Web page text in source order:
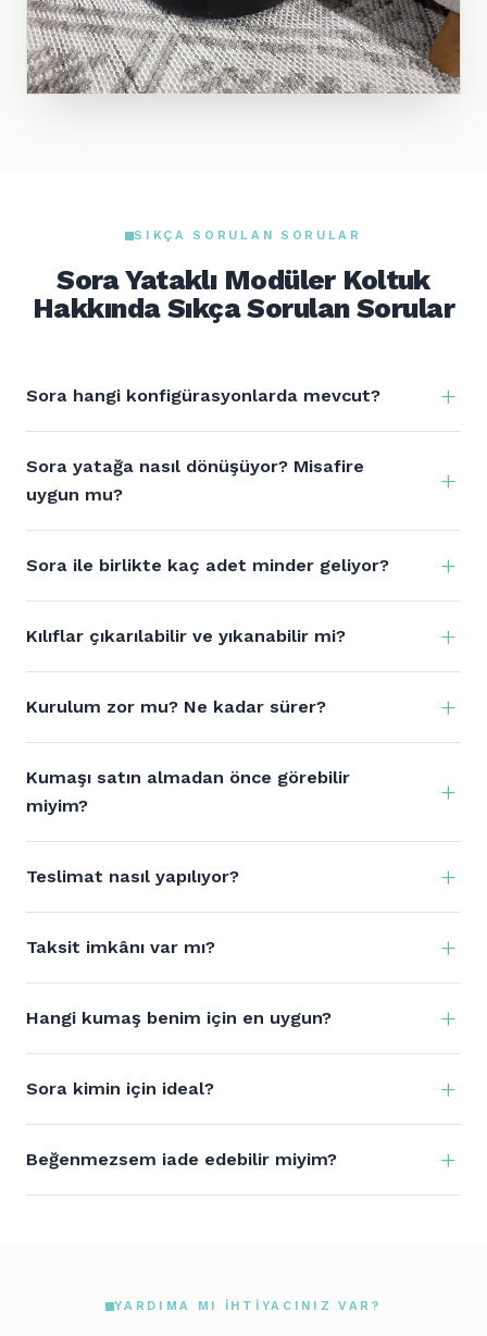
SIKÇA SORULAN SORULAR
Sora Yataklı Modüler Koltuk
Hakkında Sıkça Sorulan Sorular
Sora hangi konfigürasyonlarda mevcut?
Sora yatağa nasıl dönüşüyor? Misafire
uygun mu?
Sora ile birlikte kaç adet minder geliyor?
Kılıflar çıkarılabilir ve yıkanabilir mi?
Kurulum zor mu? Ne kadar sürer?
Kumaşı satın almadan önce görebilir
miyim?
Teslimat nasıl yapılıyor?
Taksit imkânı var mı?
Hangi kumaş benim için en uygun?
Sora kimin için ideal?
Beğenmezsem iade edebilir miyim?
YARDIMA MI IHTIYACINIZ VAR?